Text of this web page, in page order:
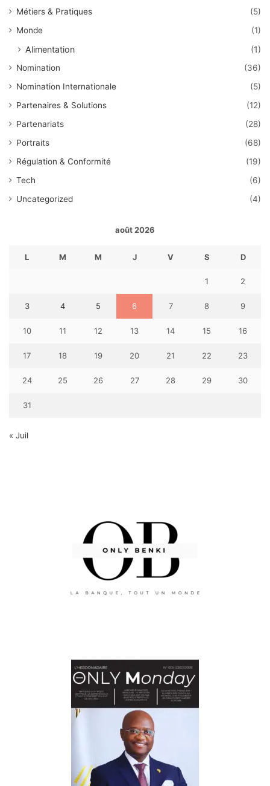
Métiers & Pratiques
(5)
Monde
(1)
Alimentation (1)
Nomination
(36)
Nomination Internationale
(5)
Partenaires & Solutions
(12)
Partenariats
(28)
Portraits
(68)
Régulation & Conformité
(19)
Tech
(6)
Uncategorized
(4)
août 2026
L M M J V S D
1 2
3 4 5 6 7 8 9
10 11 12 13 14 15 16
17 18 19 20 21 22 23
24 25 26 27 28 29 30
31
« Juil